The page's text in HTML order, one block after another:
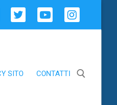
SITO CONTATTI